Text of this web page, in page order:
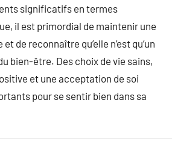
significatifs en termes
il est primordial de maintenir une
de reconnaître qu’elle n’est qu’un
bien-être. Des choix de vie sains,
et une acceptation de soi
pour se sentir bien dans sa